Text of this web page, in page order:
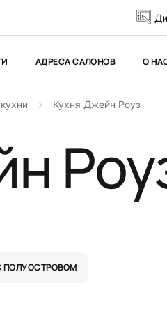
АДРЕСА САЛОНОВ О
Кухня Джейн Роуз
ПОЛУОСТРОВОМ